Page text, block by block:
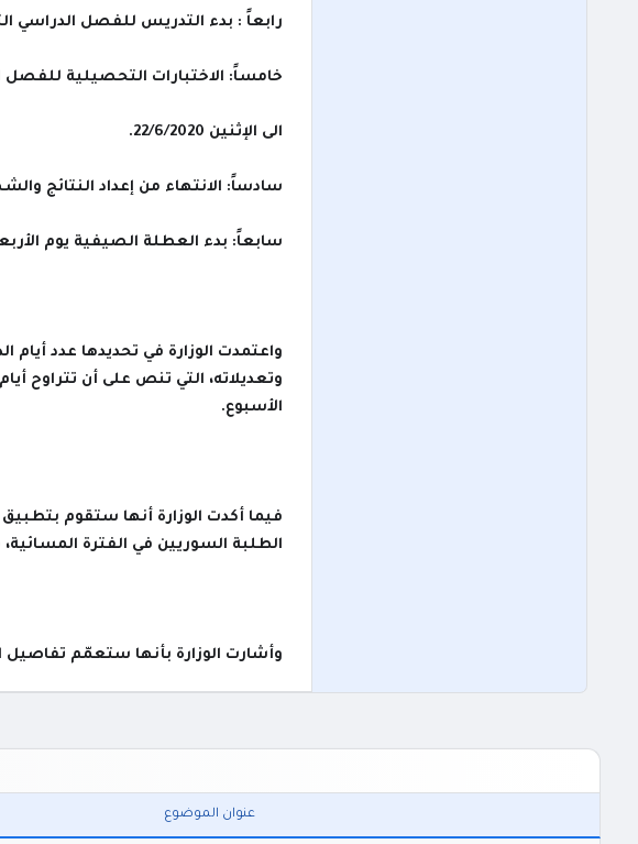
رابعاً : بدء التدريس للفصل الدراسي الثاني يوم
خامساً: الاختبارات التحصيلية للفصل
الى الإثنين 22/6/2020.
سادساً: الانتهاء من إعداد النتائج والشهادات
سابعاً: بدء العطلة الصيفية يوم الأربعاء 1/7/
الأسبوع.
فيما أكدت الوزارة أنها ستقوم
الطلبة السوريين في الفترة
وأشارت الوزارة بأنها ستعمّم تفاصيل
عنوان الموضوع